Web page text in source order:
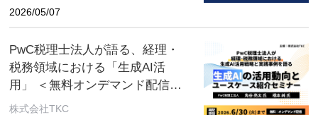
2026/05/07
PwC税理士法人が語る、経理・
税務領域における「生成AI活
用」 ＜無料オンデマンド配信＞
生成AIの活用動向とユースケー
株式会社TKC